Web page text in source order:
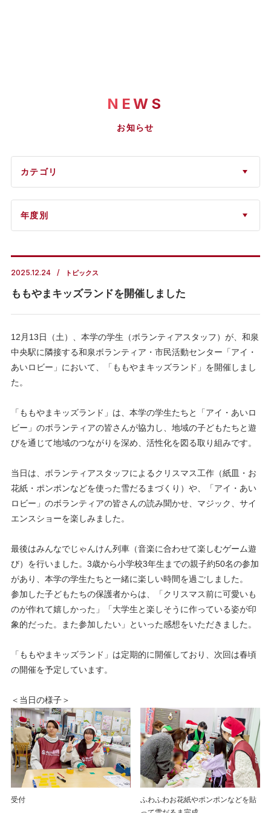
NEWS
お知らせ
2025.12.24 トピックス
ももやまキッズランドを開催しました
12月13日（土）、本学の学生（ボランティアスタッフ）が、和泉
中央駅に隣接する和泉ボランティア・市民活動センター「アイ・
あいロビー」において、「ももやまキッズランド」を開催しまし
た。
「ももやまキッズランド」は、本学の学生たちと「アイ・あいロ
ビー」のボランティアの皆さんが協力し、地域の子どもたちと遊
びを通じて地域のつながりを深め、活性化を図る取り組みです。
当日は、ボランティアスタッフによるクリスマス工作（紙皿・お
花紙・ポンポンなどを使った雪だるまづくり）や、「アイ・あい
ロビー」のボランティアの皆さんの読み聞かせ、マジック、サイ
エンスショーを楽しみました。
最後はみんなでじゃんけん列車（音楽に合わせて楽しむゲーム遊
び）を行いました。3歳から小学校3年生までの親子約50名の参加
があり、本学の学生たちと一緒に楽しい時間を過ごしました。
参加した子どもたちの保護者からは、「クリスマス前に可愛いも
のが作れて嬉しかった」「大学生と楽しそうに作っている姿が印
象的だった。また参加したい」といった感想をいただきました。
「ももやまキッズランド」は定期的に開催しており、次回は春頃
の開催を予定しています。
＜当日の様子＞
受付
ふわふわお花紙やポンポンなどを貼
カテゴリ
年度別